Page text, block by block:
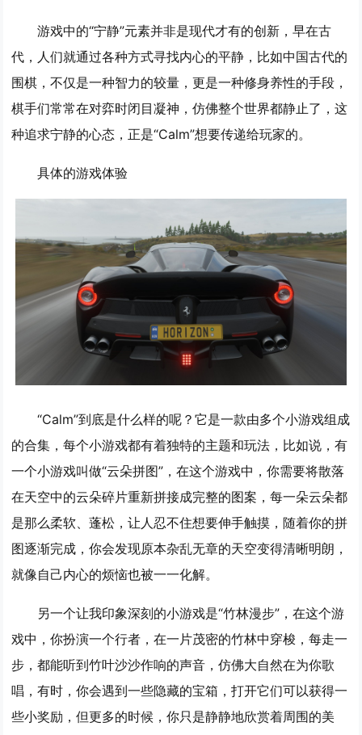
游戏中的“宁静”元素并非是现代才有的创新，早在古
代，人们就通过各种方式寻找内心的平静，比如中国古代的
围棋，不仅是一种智力的较量，更是一种修身养性的手段，
棋手们常常在对弈时闭目凝神，仿佛整个世界都静止了，这
种追求宁静的心态，正是“Calm”想要传递给玩家的。
具体的游戏体验
“Calm”到底是什么样的呢？它是一款由多个小游戏组成
的合集，每个小游戏都有着独特的主题和玩法，比如说，有
一个小游戏叫做“云朵拼图”，在这个游戏中，你需要将散落
在天空中的云朵碎片重新拼接成完整的图案，每一朵云朵都
是那么柔软、蓬松，让人忍不住想要伸手触摸，随着你的拼
图逐渐完成，你会发现原本杂乱无章的天空变得清晰明朗，
就像自己内心的烦恼也被一一化解。
另一个让我印象深刻的小游戏是“竹林漫步”，在这个游
戏中，你扮演一个行者，在一片茂密的竹林中穿梭，每走一
步，都能听到竹叶沙沙作响的声音，仿佛大自然在为你歌
唱，有时，你会遇到一些隐藏的宝箱，打开它们可以获得一
些小奖励，但更多的时候，你只是静静地欣赏着周围的美